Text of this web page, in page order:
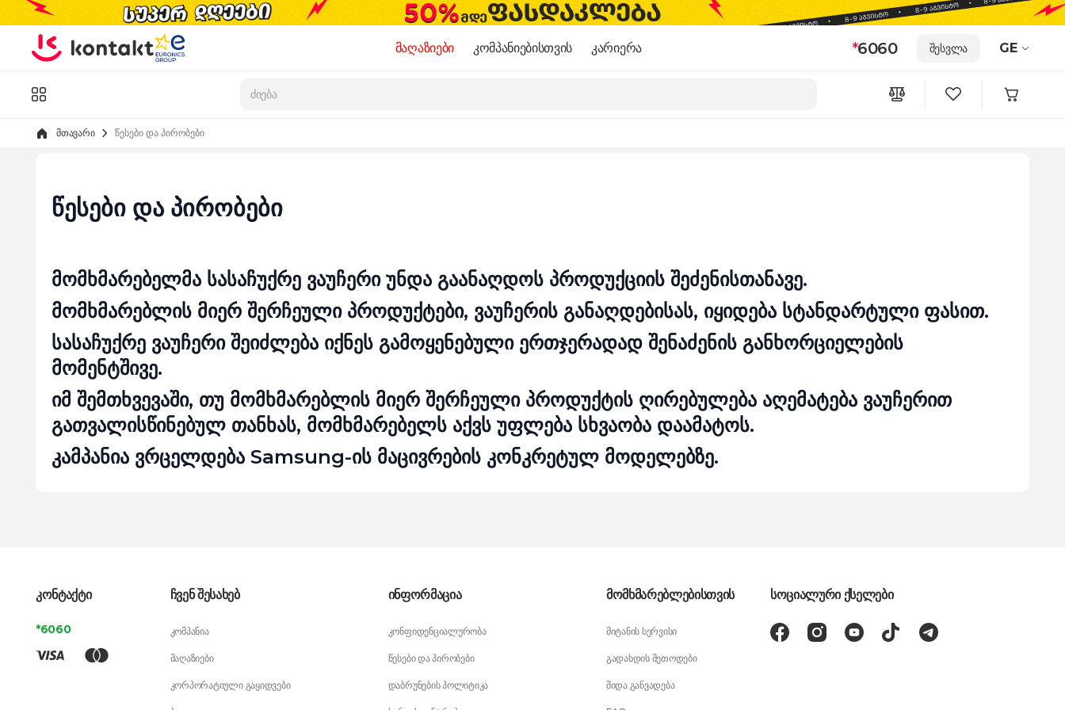
Skip to Content
მაღაზიები კომპანიებისთვის კარიერა *6060 შესვლა GE
მთავარი წესები და პირობები
წესები და პირობები
მომხმარებელმა სასაჩუქრე ვაუჩერი უნდა გაანაღდოს პროდუქციის შეძენისთანავე.
მომხმარებლის მიერ შერჩეული პროდუქტები, ვაუჩერის განაღდებისას, იყიდება სტანდარტული ფასით.
სასაჩუქრე ვაუჩერი შეიძლება იქნეს გამოყენებული ერთჯერადად შენაძენის განხორციელების
მომენტშივე.
იმ შემთხვევაში, თუ მომხმარებლის მიერ შერჩეული პროდუქტის ღირებულება აღემატება ვაუჩერით
გათვალისწინებულ თანხას, მომხმარებელს აქვს უფლება სხვაობა დაამატოს.
კამპანია ვრცელდება Samsung-ის მაცივრების კონკრეტულ მოდელებზე.
კონტაქტი
*6060
ჩვენ შესახებ
კომპანია
მაღაზიები
კორპორატიული გაყიდვები
ინფორმაცია
კონფიდენციალურობა
წესები და პირობები
დაბრუნების პოლიტიკა
მომხმარებლებისთვის
მიტანის სერვისი
გადახდის მეთოდები
შიდა განვადება
სოციალური ქსელები